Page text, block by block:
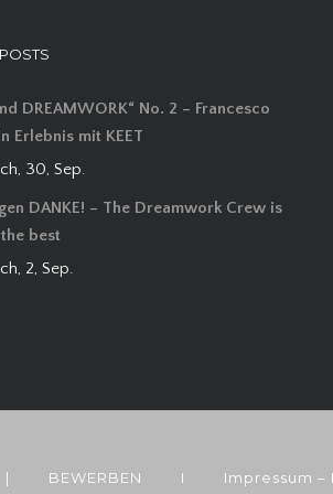
DREAMWORK“ No. 2 – Francesco
Erlebnis mit KEET
30, Sep.
DANKE! – The Dreamwork Crew is
best
2, Sep.
| BEWERBEN I Impressum